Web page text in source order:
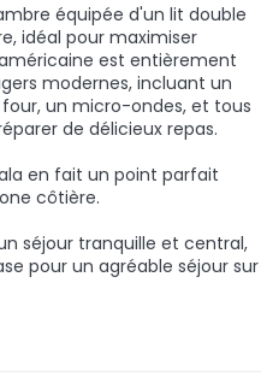
équipée d'un lit double
idéal pour maximiser
est entièrement
modernes, incluant un
un micro-ondes, et tous
de délicieux repas.
en fait un point parfait
côtière.
séjour tranquille et central,
pour un agréable séjour sur